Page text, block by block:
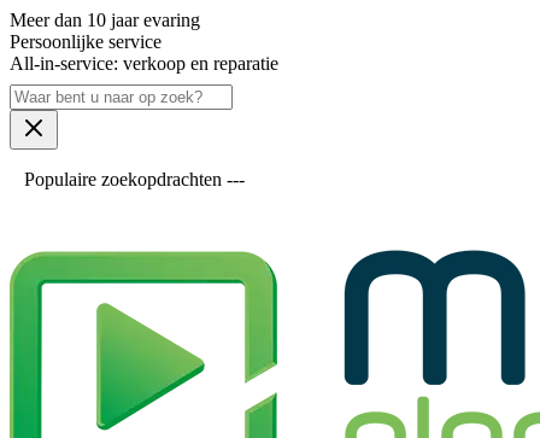
Meer dan 10 jaar evaring
Persoonlijke service
All-in-service: verkoop en reparatie
Populaire zoekopdrachten ---